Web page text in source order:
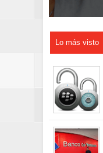
Lo más visto